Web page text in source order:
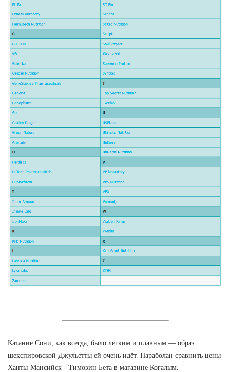
Катание Сони, как всегда, было лёгким и плавным — образ
шекспировской Джульетты ей очень идёт. Параболан сравнить цены
Ханты-Мансийск - Tимозин Бета в магазине Когалым.